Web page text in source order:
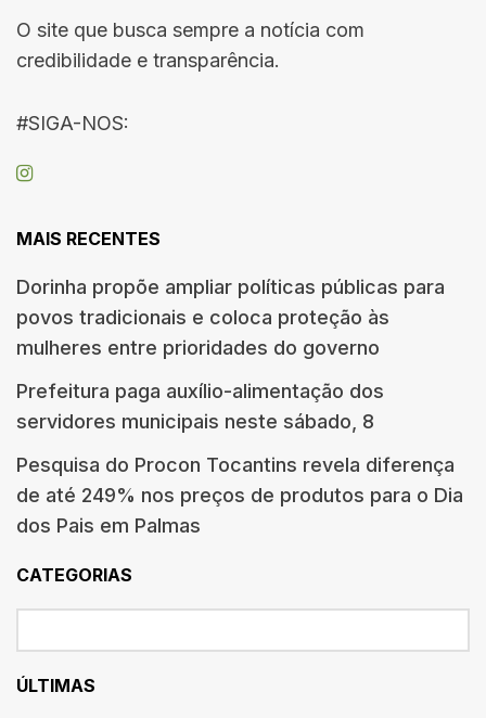
O site que busca sempre a notícia com
credibilidade e transparência.
#SIGA-NOS:
MAIS RECENTES
Dorinha propõe ampliar políticas públicas para
povos tradicionais e coloca proteção às
mulheres entre prioridades do governo
Prefeitura paga auxílio-alimentação dos
servidores municipais neste sábado, 8
Pesquisa do Procon Tocantins revela diferença
de até 249% nos preços de produtos para o Dia
dos Pais em Palmas
CATEGORIAS
ÚLTIMAS